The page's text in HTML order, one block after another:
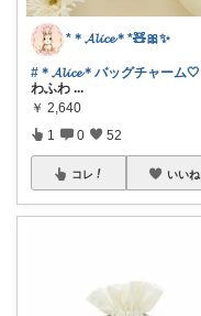
*＊𝓐𝓵𝓲𝓬𝓮＊*🧸🎀✨
#＊𝓐𝓵𝓲𝓬𝓮＊バッグチャーム🤍
わふわ ...
￥ 2,640
1 0 52
コレ いいね